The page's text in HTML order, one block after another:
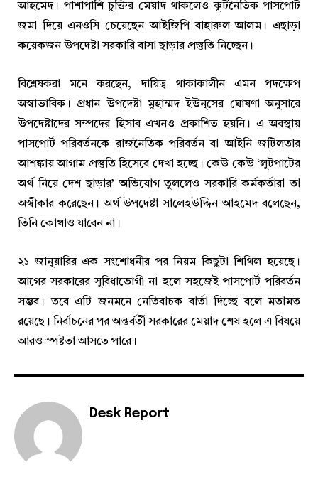
আহমেদ। পাশাপাশি চুক্তির মেয়াদ থাকলেও কূটনৈতিক পাসপোর্ট
জমা দিয়ে এনওসি চেয়েছেন আইজিপি বাহারুল আলম। এছাড়া
কয়েকজন উপদেষ্টা সরকারি বাসা ছাড়ার প্রস্তুতি নিচ্ছেন।
বিশ্লেষকরা মনে করছেন, দায়িত্ব থাকাকালীন এমন পদক্ষেপ
অস্বাভাবিক। প্রধান উপদেষ্টা মুহাম্মদ ইউনূসের ঘোষণা অনুসারে
উপদেষ্টাদের সম্পদের হিসাব এখনও প্রকাশিত হয়নি। এ অবস্থায়
পাসপোর্ট পরিবর্তনকে রাজনৈতিক পরিবর্তন বা আইনি জটিলতার
আশঙ্কায় আগাম প্রস্তুতি হিসেবে দেখা হচ্ছে। কেউ কেউ ‘লুটপাটের
অর্থ নিয়ে দেশ ছাড়ার’ অভিযোগ তুললেও সরকারি কর্মকর্তারা তা
অস্বীকার করেছেন। অর্থ উপদেষ্টা সালেহউদ্দিন আহমেদ বলেছেন,
তিনি কোথাও যাবেন না।
২১ জানুয়ারির এক সংশোধনীর পর নিয়ম কিছুটা শিথিল হয়েছে।
আগের সরকারের সুবিধাভোগী না হলে সহজেই পাসপোর্ট পরিবর্তন
সম্ভব। তবে এটি জনমনে নেতিবাচক বার্তা দিচ্ছে বলে মতামত
রয়েছে। নির্বাচনের পর অন্তর্বর্তী সরকারের মেয়াদ শেষ হলে এ বিষয়ে
আরও স্পষ্টতা আসতে পারে।
Desk Report